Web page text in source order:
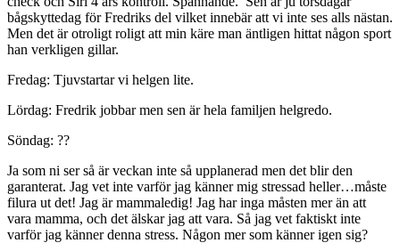
bågskyttedag för Fredriks del vilket innebär att vi inte ses alls nästan.
Men det är otroligt roligt att min käre man äntligen hittat någon sport
han verkligen gillar.
Fredag: Tjuvstartar vi helgen lite.
Lördag: Fredrik jobbar men sen är hela familjen helgredo.
Söndag: ??
Ja som ni ser så är veckan inte så upplanerad men det blir den
garanterat. Jag vet inte varför jag känner mig stressad heller…måste
filura ut det! Jag är mammaledig! Jag har inga måsten mer än att
vara mamma, och det älskar jag att vara. Så jag vet faktiskt inte
varför jag känner denna stress. Någon mer som känner igen sig?